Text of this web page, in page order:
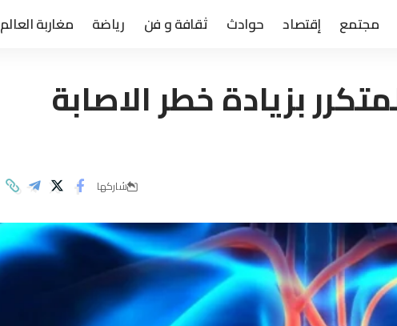
مجتمع إقتصاد حوادث ثقافة و فن رياضة مغاربة العالم
بزيادة خطر الاصابة
شاركها